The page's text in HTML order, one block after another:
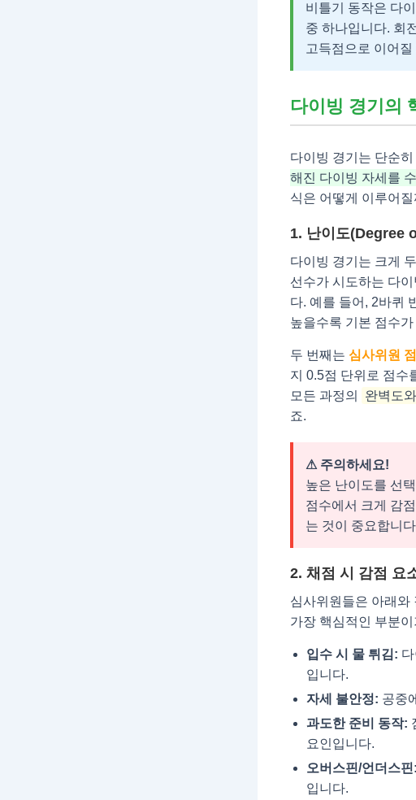
비틀기 동작은 다
중 하나입니다. 회
고득점으로 이어
다이빙 경기의
다이빙 경기는 단순
해진 다이빙 자세를
식은 어떻게 이루어
1. 난이도(Degree
다이빙 경기는 크게
선수가 시도하는 다
다. 예를 들어, 2바퀴
높을수록 기본 점수
두 번째는 심사위원
지 0.5점 단위로 점수
모든 과정의
완벽도
죠.
⚠ 주의하세요!
높은 난이도를 선
점수에서 크게 감
는 것이 중요합니
2. 채점 시 감점 요
심사위원들은 아래와
가장 핵심적인 부분
입수 시 물 튀김:
입니다.
자세 불안정: 공중
과도한 준비 동작:
요인입니다.
오버스핀/언더스핀:
입니다.